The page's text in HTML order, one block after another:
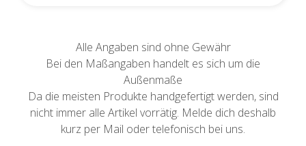
Alle Angaben sind ohne Gewähr
Bei den Maßangaben handelt es sich um die
Außenmaße
Da die meisten Produkte handgefertigt werden, sind
nicht immer alle Artikel vorrätig. Melde dich deshalb
kurz per Mail oder telefonisch bei uns.